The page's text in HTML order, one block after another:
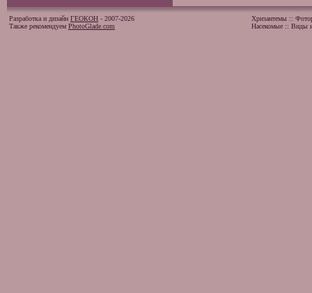
Разработка и дизайн ГЕОКОН - 2007-2026
Также рекомендуем PhotoGlade.com
Хризантемы ::
Насекомые :: Виды